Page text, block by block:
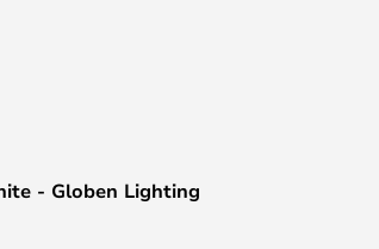
- Globen Lighting